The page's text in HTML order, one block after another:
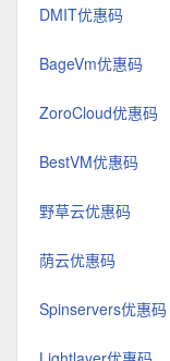
DMIT优惠码
BageVm优惠码
ZoroCloud优惠码
BestVM优惠码
野草云优惠码
荫云优惠码
Spinservers优惠码